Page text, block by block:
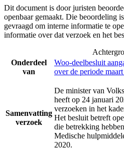
Dit document is door juristen
openbaar gemaakt. Die beoordeling
gevraagd om interne informatie te
informatie over dat verzoek en het
Onderdeel
van
Woo-deelbesluit
over de periode
Samenvatting
verzoek
De minister van
heeft op 24 januari
verzoeken in het
Het besluit betreft
die betrekking
Medische
2020.